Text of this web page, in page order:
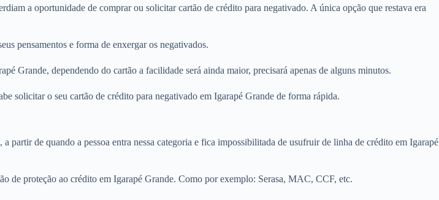
a oportunidade de comprar ou solicitar cartão de crédito para negativado. A única opção que restava era
pensamentos e forma de enxergar os negativados.
Grande, dependendo do cartão a facilidade será ainda maior, precisará apenas de alguns minutos.
solicitar o seu cartão de crédito para negativado em Igarapé Grande de forma rápida.
partir de quando a pessoa entra nessa categoria e fica impossibilitada de usufruir de linha de crédito em Igarapé
de proteção ao crédito em Igarapé Grande. Como por exemplo: Serasa, MAC, CCF, etc.